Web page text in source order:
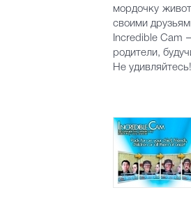
мордочку
своими
Incredible Cam
родители,
Не